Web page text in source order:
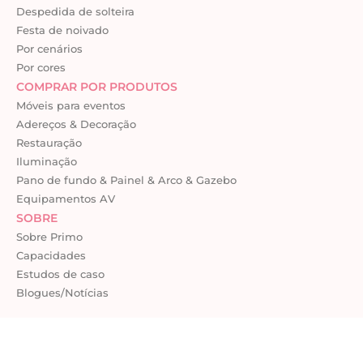
Despedida de solteira
Festa de noivado
Por cenários
Por cores
COMPRAR POR PRODUTOS
Móveis para eventos
Adereços & Decoração
Restauração
Iluminação
Pano de fundo & Painel & Arco & Gazebo
Equipamentos AV
SOBRE
Sobre Primo
Capacidades
Estudos de caso
Blogues/Notícias